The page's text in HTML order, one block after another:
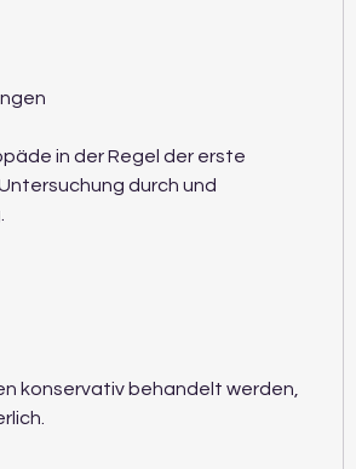
in der Regel der erste
durch und
konservativ behandelt werden,